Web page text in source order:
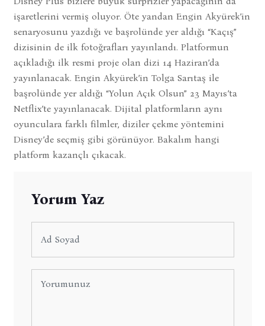
işaretlerini vermiş oluyor. Öte yandan Engin Akyürek’in
senaryosunu yazdığı ve başrolünde yer aldığı “Kaçış”
dizisinin de ilk fotoğrafları yayınlandı. Platformun
açıkladığı ilk resmi proje olan dizi 14 Haziran’da
yayınlanacak. Engin Akyürek’in Tolga Sarıtaş ile
başrolünde yer aldığı “Yolun Açık Olsun” 23 Mayıs’ta
Netflix’te yayınlanacak. Dijital platformların aynı
oyunculara farklı filmler, diziler çekme yöntemini
Disney’de seçmiş gibi görünüyor. Bakalım hangi
platform kazançlı çıkacak.
Yorum Yaz